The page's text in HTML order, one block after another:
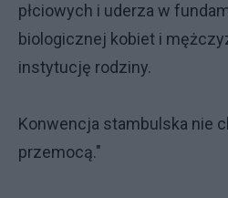
płciowych i uderza w
biologicznej kobiet i
instytucję rodziny.
Konwencja stambulska nie
przemocą."